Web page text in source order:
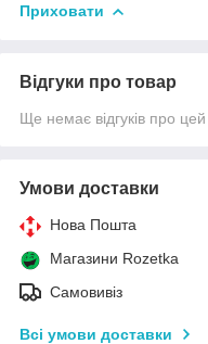
Приховати
Відгуки про товар
Ще немає відгуків про
Умови доставки
Нова Пошта
Магазини Rozetka
Самовивіз
Всі умови доставки